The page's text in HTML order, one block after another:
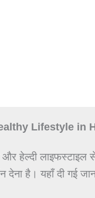
Lifestyle in
लाइफस्टाइल से
है। यहाँ दी गई